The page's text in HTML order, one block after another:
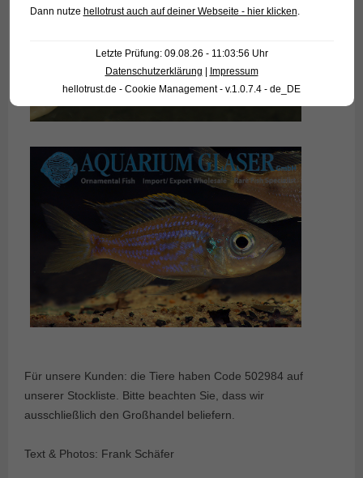
Für unsere Kunden: die Tiere haben Code 502984 auf
unserer Stockliste. Bitte beachten Sie, dass wir
ausschließlich den Großhandel beliefern.
Text & Photos: Frank Schäfer
Dann nutze hellotrust auch auf deiner Webseite - hier klicken
Letzte Prüfung: 09.08.26 - 11:03:56 Uhr
Datenschutzerklärung | Impressum
hellotrust.de - Cookie Management - v.1.0.7.4 - de_DE